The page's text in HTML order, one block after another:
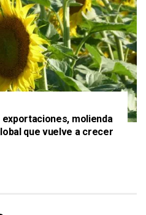
molienda
que vuelve a crecer